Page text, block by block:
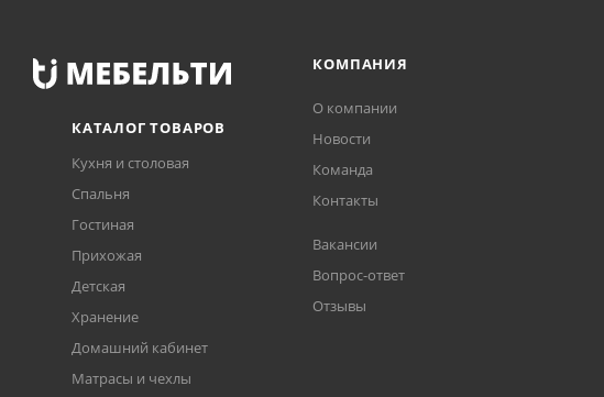
КАТАЛОГ ТОВАРОВ
Кухня и столовая
Спальня
Гостиная
Прихожая
Детская
Хранение
Домашний кабинет
Матрасы и чехлы
КОМПАНИЯ
О компании
Новости
Команда
Контакты
Вакансии
Вопрос-ответ
Отзывы